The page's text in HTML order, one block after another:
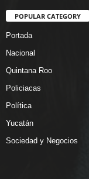
POPULAR CATEGORY
Portada
Nacional
Quintana Roo
Policiacas
Política
Yucatán
Sociedad y Negocios